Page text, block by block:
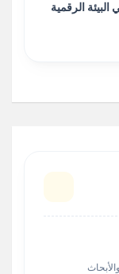
البيئة الرقمية